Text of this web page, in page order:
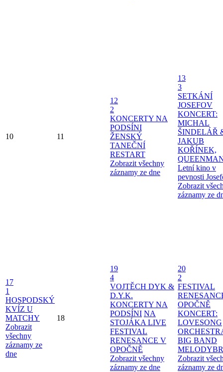
10 11
12
2
KONCERTY NA
PODSÍNI
ŽENSKÝ
TANEČNÍ
RESTART
Zobrazit všechny
záznamy ze dne
13
3
SETKÁNÍ
JOSEFOV
KONCERT:
MICHAL
ŠINDELÁŘ
JAKUB
KOŘÍNEK,
Letní kino v
pevnosti
Zobrazit
záznamy ze
17
1
HOSPODSKÝ
KVÍZ U
MATCHY
Zobrazit
všechny
záznamy ze
dne
18
19
4
VOJTĚCH DYK &
D.Y.K.
KONCERTY NA
PODSÍNI NA
STOJÁKA LIVE
FESTIVAL
RENESANCE V
OPOČNĚ
Zobrazit všechny
záznamy ze dne
20
2
FESTIVAL
OPOČNĚ
KONCERT:
LOVESONG
BIG BAND
Zobrazit
záznamy ze